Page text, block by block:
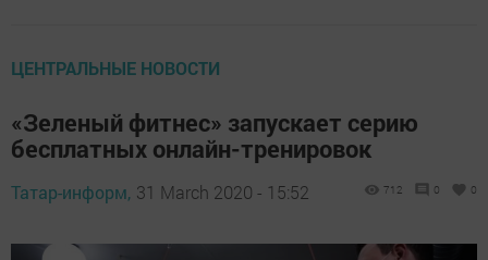
ЦЕНТРАЛЬНЫЕ НОВОСТИ
«Зеленый фитнес» запускает серию
бесплатных онлайн-тренировок
Татар-информ, 31 March 2020 - 15:52 712 0 0